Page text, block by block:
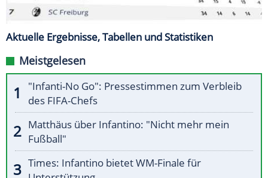
Aktuelle Ergebnisse, Tabellen und Statistiken
Meistgelesen
"Infanti-No Go": Pressestimmen zum Verbleib
des FIFA-Chefs
Matthäus über Infantino: "Nicht mehr mein
Fußball"
Times: Infantino bietet WM-Finale für